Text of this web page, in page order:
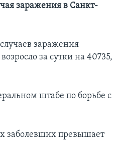
заражения в Санкт-
заражения
за сутки на 40735,
штабе по борьбе с
заболевших превышает